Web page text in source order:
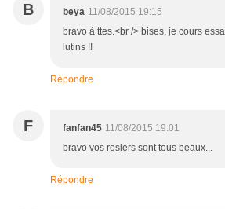
B beya 11/08/2015 19:15
bravo à ttes.<br /> bises, je cours
lutins !!
Répondre
F fanfan45 11/08/2015 19:01
bravo vos rosiers sont tous beaux...
Répondre